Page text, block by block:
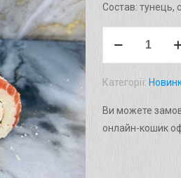
Состав: тунець,
280
г)
кількість
Категорії:
Ви можете
онлайн-кошик